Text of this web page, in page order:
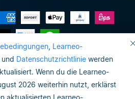
, Learneo-
und Datenschutzrichtlinie werden
Wenn du die Learneo-
2026 weiterhin nutzt, erklärst
aktualisierten Learneo-
Impressum
share my personal info